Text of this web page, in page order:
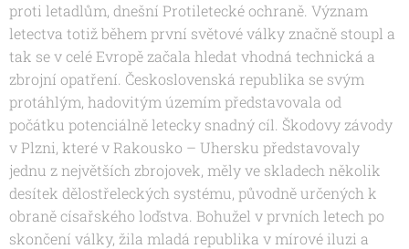
proti letadlům, dnešní Protiletecké ochraně. Význam
letectva totiž během první světové války značně stoupl a
tak se v celé Evropě začala hledat vhodná technická a
zbrojní opatření. Československá republika se svým
protáhlým, hadovitým územím představovala od
počátku potenciálně letecky snadný cíl. Škodovy závody
v Plzni, které v Rakousko – Uhersku představovaly
jednu z největších zbrojovek, měly ve skladech několik
desítek dělostřeleckých systému, původně určených k
obraně císařského loďstva. Bohužel v prvních letech po
skončení války, žila mladá republika v mírové iluzi a